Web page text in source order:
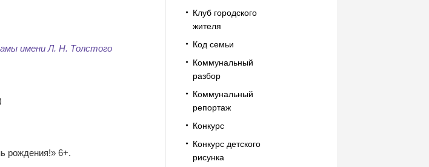
имени Л. Н. Толстого
рождения!» 6+.
Клуб городского
жителя
Код семьи
Коммунальный
разбор
Коммунальный
репортаж
Конкурс
Конкурс детского
рисунка